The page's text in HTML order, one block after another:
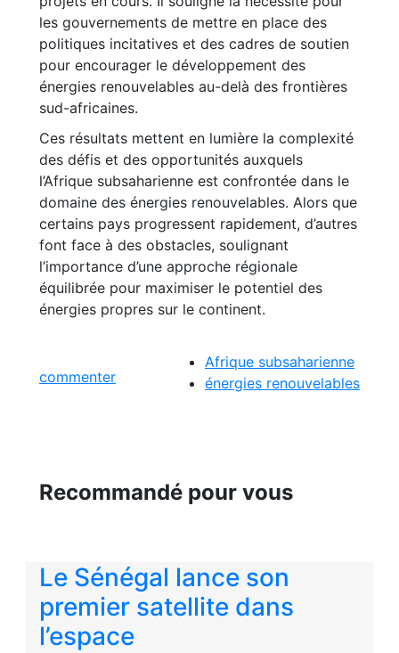
les gouvernements de mettre en place des
politiques incitatives et des cadres de soutien
pour encourager le développement des
énergies renouvelables au-delà des frontières
sud-africaines.
Ces résultats mettent en lumière la complexité
des défis et des opportunités auxquels
l’Afrique subsaharienne est confrontée dans le
domaine des énergies renouvelables. Alors que
certains pays progressent rapidement, d’autres
font face à des obstacles, soulignant
l’importance d’une approche régionale
équilibrée pour maximiser le potentiel des
énergies propres sur le continent.
commenter
Afrique subsaharienne
énergies renouvelables
Recommandé pour vous
Le Sénégal lance son
premier satellite dans
l’espace